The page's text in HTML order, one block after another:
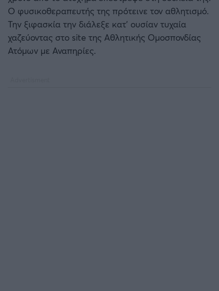
Ο φυσικοθεραπευτής της πρότεινε τον αθλητισμό.
Την ξιφασκία την διάλεξε κατ' ουσίαν τυχαία
χαζεύοντας στο site της Αθλητικής Ομοσπονδίας
Ατόμων με Αναπηρίες.